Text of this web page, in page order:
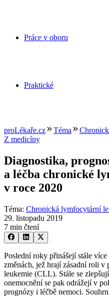
Práce v oboru
Praktické
proLékaře.cz Téma
Z medicíny
Diagnostika,
a léčba chronické
v roce 2020
Téma: Chronická lymfocytární
29. listopadu 2019
7 min čtení
Poslední roky přinášejí stále
změnách, jež hrají zásadní roli
leukemie (CLL). Stále se
onemocnění se pak odrážejí v
prognózy i léčbě nemoci.